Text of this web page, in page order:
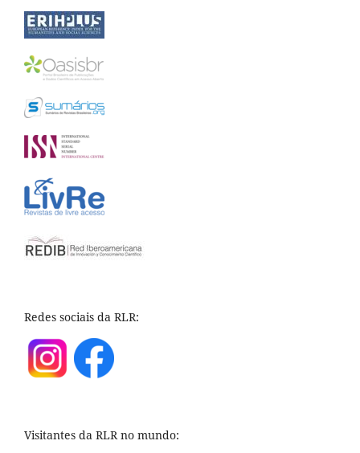
Redes sociais da RLR:
Visitantes da RLR no mundo: